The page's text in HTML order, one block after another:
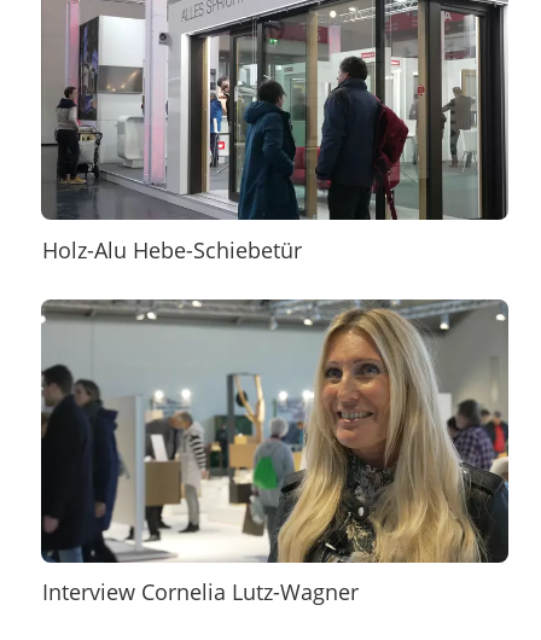
Holz-Alu Hebe-Schiebetür
Interview Cornelia Lutz-Wagner